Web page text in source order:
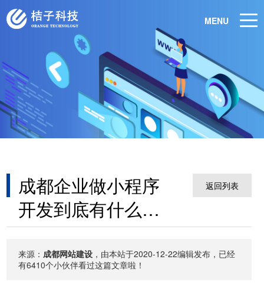
MENU
成都企业做小程序
开发到底有什么好
处？
返回列表
来源：成都网站建设 ，由本站于2020-12-22编辑发布，已经
有6410个小伙伴看过这篇文章啦！